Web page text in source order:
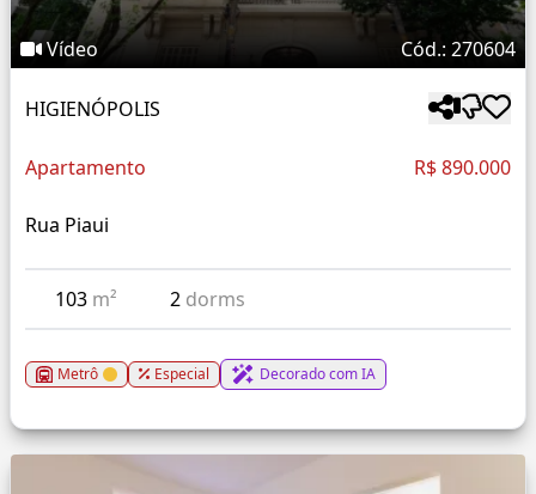
Vídeo Cód.: 270604
HIGIENÓPOLIS
Apartamento R$ 890.000
Rua Piaui
103 m² 2 dorms
Metrô Especial Decorado com IA